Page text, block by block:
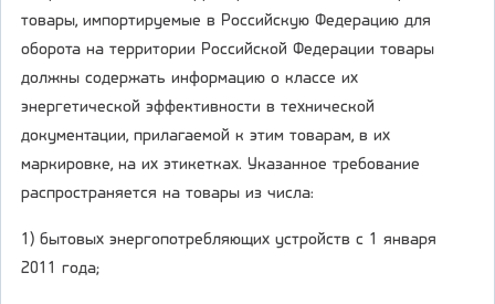
товары, импортируемые в Российскую Федерацию для
оборота на территории Российской Федерации товары
должны содержать информацию о классе их
энергетической эффективности в технической
документации, прилагаемой к этим товарам, в их
маркировке, на их этикетках. Указанное требование
распространяется на товары из числа:
1) бытовых энергопотребляющих устройств с 1 января
2011 года;